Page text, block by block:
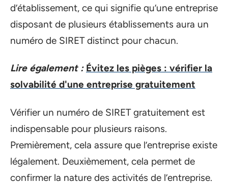
d’établissement, ce qui signifie qu’une entreprise
disposant de plusieurs établissements aura un
numéro de SIRET distinct pour chacun.
Lire également : Évitez les pièges : vérifier la
solvabilité d'une entreprise gratuitement
Vérifier un numéro de SIRET gratuitement est
indispensable pour plusieurs raisons.
Premièrement, cela assure que l’entreprise existe
légalement. Deuxièmement, cela permet de
confirmer la nature des activités de l’entreprise.